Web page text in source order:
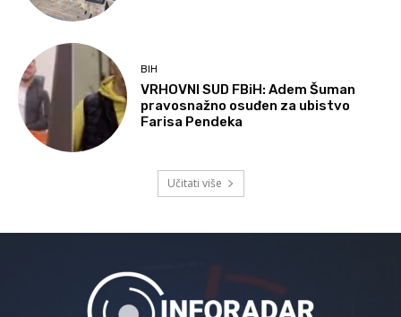
BIH
VRHOVNI SUD FBiH: Adem Šuman
pravosnažno osuđen za ubistvo
Farisa Pendeka
Učitati više